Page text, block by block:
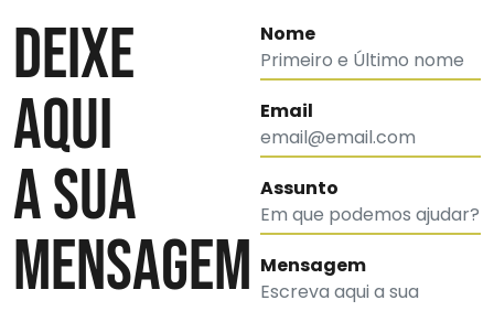
DEIXE
AQUI
A SUA
MENSAGEM
Nome
Email
Assunto
Mensagem